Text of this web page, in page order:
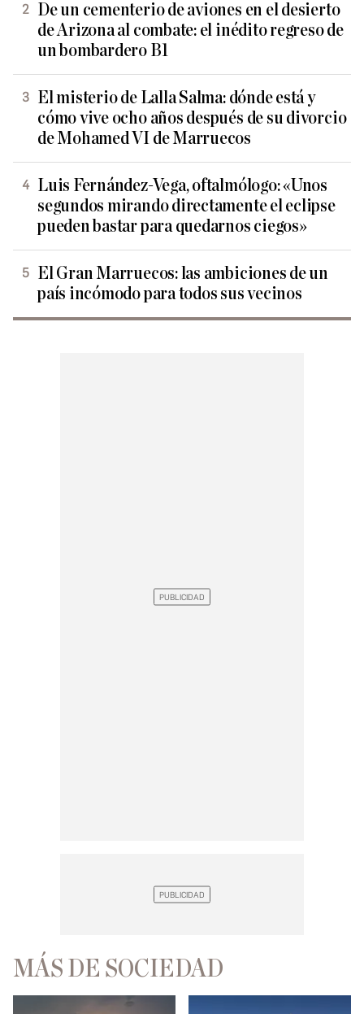
De un cementerio de aviones en el desierto
de Arizona al combate: el inédito regreso de
un bombardero B1
El misterio de Lalla Salma: dónde está y
cómo vive ocho años después de su divorcio
de Mohamed VI de Marruecos
Luis Fernández-Vega, oftalmólogo: «Unos
segundos mirando directamente el eclipse
pueden bastar para quedarnos ciegos»
El Gran Marruecos: las ambiciones de un
país incómodo para todos sus vecinos
MÁS DE SOCIEDAD